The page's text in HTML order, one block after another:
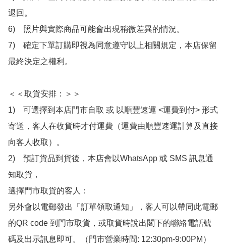
退回。
6)　照片與實際商品可能會出現稍微差異的情況。
7)　確定下單訂購即視為同意遵守以上相關規定，本店保留
最終決定之權利。
＜＜取貨安排：＞＞
1)　可選擇到本店門市自取 或 以順豐速運 <運費到付> 形式
寄送，客人在收貨時才付運費（運費由順豐速運計算及直接
向客人收取）。
2)　預訂貨品到貨後，本店會以WhatsApp 或 SMS 訊息通
知取貨，
選擇門市取貨的客人：
另外會以電郵發出「訂單領取通知」，客人可以帶同此電郵
的QR code 到門市取貨，或取貨時說出閣下的聯絡電話號
碼及出示訊息即可。（門市營業時間: 12:30pm-9:00PM）